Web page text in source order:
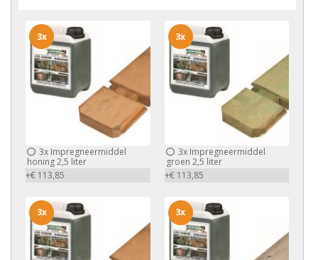
3x Impregneermiddel
honing 2,5 liter
+€ 113,85
3x
3xImpregneermiddel
groen 2,5 liter
+€ 113,85
3x
3x 3x